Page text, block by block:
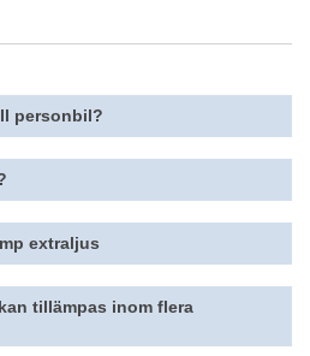
personbil?
extraljus
tillämpas inom flera